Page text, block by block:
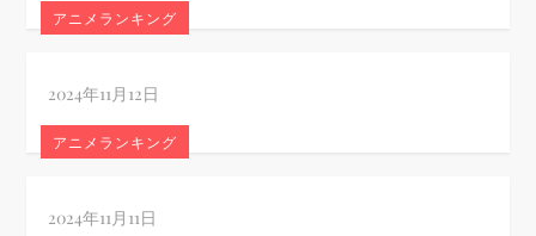
アニメランキング
アニメランキング